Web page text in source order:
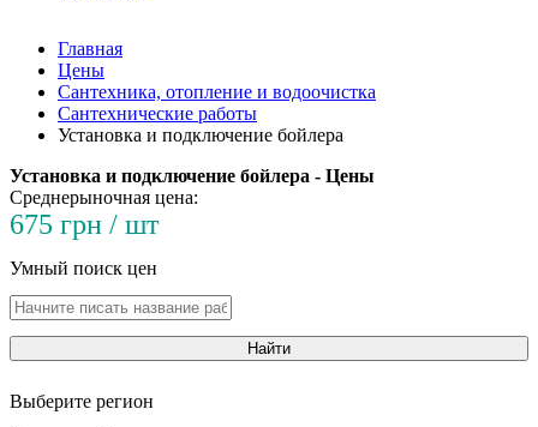
Главная
Цены
Сантехника, отопление и водоочистка
Сантехнические работы
Установка и подключение бойлера
Установка и подключение бойлера - Цены
Среднерыночная цена:
675 грн / шт
Умный поиск цен
Найти
Выберите регион